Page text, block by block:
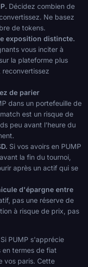
Décidez combien de
Ne basez
de tokens.
exposition distincte.
vous inciter à
la plateforme plus
reconvertissez
de parier
dans un portefeuille de
est un risque de
peu avant l'heure du
Si vos avoirs en PUMP
la fin du tournoi,
après un actif qui se
d'épargne entre
pas une réserve de
à risque de prix, pas
PUMP s'apprécie
termes de fiat
vos paris. Cette